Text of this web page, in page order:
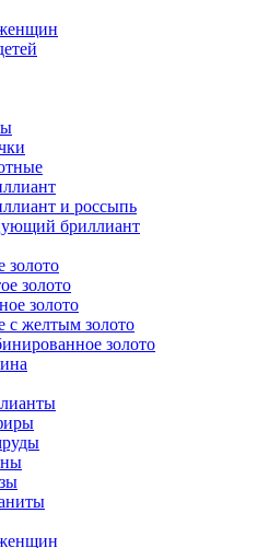
и россыпь
бриллиант
золото
золото
золото
с желтым золото
золото